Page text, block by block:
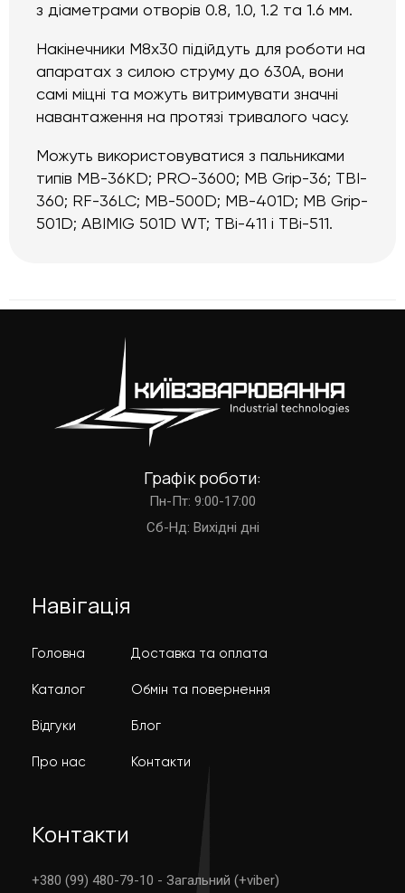
з діаметрами отворів 0.8, 1.0, 1.2 та 1.6 мм.
Накінечники M8x30 підійдуть для роботи на
апаратах з силою струму до 630А, вони
самі міцні та можуть витримувати значні
навантаження на протязі тривалого часу.
Можуть використовуватися з пальниками
типів MB-36KD; PRO-3600; MB Grip-36; TBI-
360; RF-36LC; MB-500D; МВ-401D; MB Grip-
501D; ABIMIG 501D WT; TBi-411 і TBi-511.
Графік роботи:
Пн-Пт: 9:00-17:00
Cб-Нд: Вихідні дні
Навігація
Головна
Каталог
Відгуки
Про нас
Доставка та оплата
Обмін та повернення
Блог
Контакти
Контакти
+380 (99) 480-79-10 - Загальний (+viber)